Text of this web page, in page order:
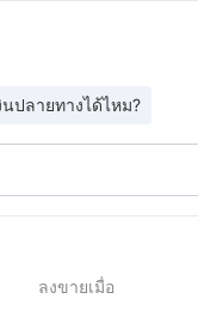
นปลายทางได้ไหม?
ลงขายเมื่อ